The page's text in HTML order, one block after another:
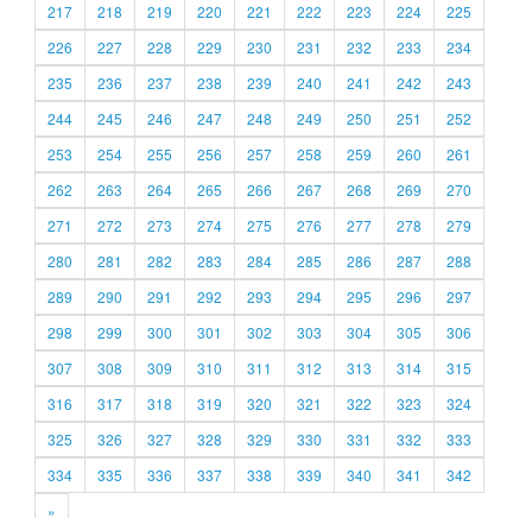
217
218 219 220 221 222 223 224
225
226
227 228 229 230 231 232 233
234
235
236 237 238 239 240 241 242
243
244
245 246 247 248 249 250 251
252
253
254 255 256 257 258 259 260
261
262
263 264 265 266 267 268 269
270
271
272 273 274 275 276 277 278
279
280
281 282 283 284 285 286 287
288
289
290 291 292 293 294 295 296
297
298
299 300 301 302 303 304 305
306
307
308 309 310 311 312 313 314
315
316
317 318 319 320 321 322 323
324
325
326 327 328 329 330 331 332
333
334
335 336 337 338 339 340 341
342
»